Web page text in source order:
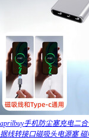
aprilbuy手机防尘塞充电二
据线转接口磁吸头电源塞